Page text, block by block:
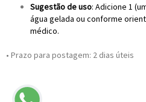
Sugestão de uso: Adicione 1
água gelada ou conforme
médico.
• Prazo para postagem: 2 dias úteis